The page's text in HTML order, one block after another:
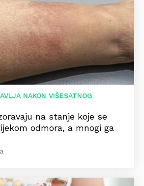
NAKON VIŠESATNOG
na stanje koje se
odmora, a mnogi ga